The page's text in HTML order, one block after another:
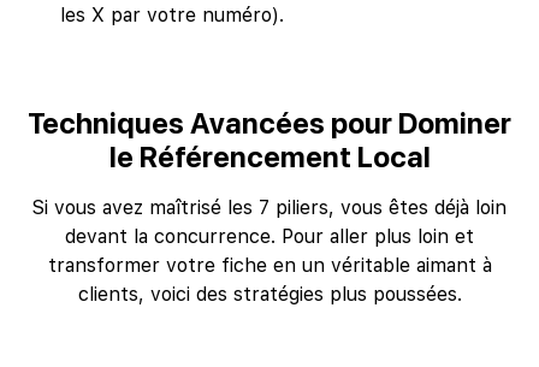
les X par votre numéro).
Techniques Avancées pour Dominer
le Référencement Local
Si vous avez maîtrisé les 7 piliers, vous êtes déjà loin
devant la concurrence. Pour aller plus loin et
transformer votre fiche en un véritable aimant à
clients, voici des stratégies plus poussées.